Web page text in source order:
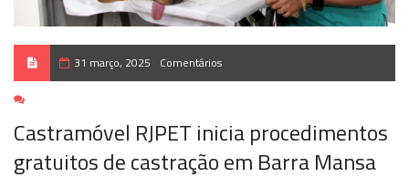
31 março, 2025 Comentários
Castramóvel RJPET inicia procedimentos
gratuitos de castração em Barra Mansa